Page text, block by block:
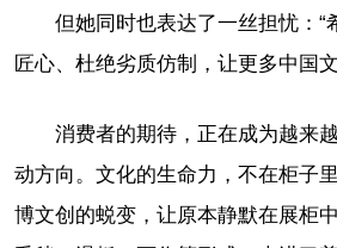
但她同时也表达了一丝担忧：“
匠心、杜绝劣质仿制，让更多中国
消费者的期待，正在成为越来
动方向。文化的生命力，不在柜子
博文创的蜕变，让原本静默在展柜